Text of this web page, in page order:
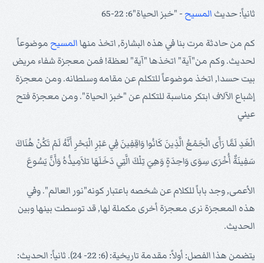
ثانياً: حديث المسيح- "خبز الحياة"6: 22-65
كم من حادثة مرت بنا في هذه البشارة, اتخذ منهاالمسيح موضوعاً
لحديث. وكم من"آية" اتخذها "آية" لعظة! فمن معجزة شفاء مريض
بيت حسدا, اتخذ موضوعاً للتكلم عن مقامه وسلطانه. ومن معجزة
إشباع الآلاف ابتكر مناسبة للتكلم عن "خبز الحياة". ومن معجزة فتح
عيني
الْغَدِ لَمَّا رَأَى الْجَمْعُ الَّذِينَ كَانُوا وَاقِفِينَ فِي عَبْرِ الْبَحْرِ أَنَّهُ لَمْ تَكُنْ هُنَاكَ
سَفِينَةٌ أُخْرَى سِوَى وَاحِدَةٍ وَهِيَ تِلْكَ الَّتِي دَخَلَهَا تلاَمِيذُهُ وَأَنَّ يَسُوعَ
الأعمى, وجد باباً للكلام عن شخصه باعتبار كونه"نور العالم". وفي
هذه المعجزة نرى معجزة أخرى مكملة لها, قد توسطت بينها وبين
الحديث.
يتضمن هذا الفصل: أولاً: مقدمة تاريخية: (6: 22- 24). ثانياً: الحديث: